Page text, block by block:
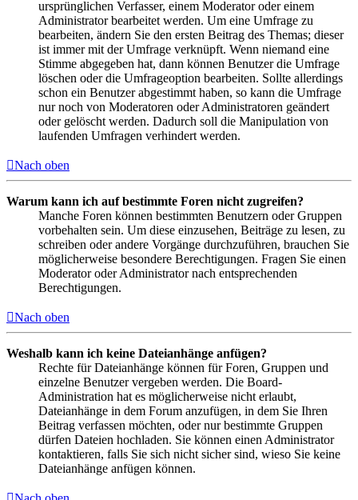
ursprünglichen Verfasser, einem Moderator oder einem
Administrator bearbeitet werden. Um eine Umfrage zu
bearbeiten, ändern Sie den ersten Beitrag des Themas; dieser
ist immer mit der Umfrage verknüpft. Wenn niemand eine
Stimme abgegeben hat, dann können Benutzer die Umfrage
löschen oder die Umfrageoption bearbeiten. Sollte allerdings
schon ein Benutzer abgestimmt haben, so kann die Umfrage
nur noch von Moderatoren oder Administratoren geändert
oder gelöscht werden. Dadurch soll die Manipulation von
laufenden Umfragen verhindert werden.
Nach oben
Warum kann ich auf bestimmte Foren nicht zugreifen?
Manche Foren können bestimmten Benutzern oder Gruppen
vorbehalten sein. Um diese einzusehen, Beiträge zu lesen, zu
schreiben oder andere Vorgänge durchzuführen, brauchen Sie
möglicherweise besondere Berechtigungen. Fragen Sie einen
Moderator oder Administrator nach entsprechenden
Berechtigungen.
Nach oben
Weshalb kann ich keine Dateianhänge anfügen?
Rechte für Dateianhänge können für Foren, Gruppen und
einzelne Benutzer vergeben werden. Die Board-
Administration hat es möglicherweise nicht erlaubt,
Dateianhänge in dem Forum anzufügen, in dem Sie Ihren
Beitrag verfassen möchten, oder nur bestimmte Gruppen
dürfen Dateien hochladen. Sie können einen Administrator
kontaktieren, falls Sie sich nicht sicher sind, wieso Sie keine
Dateianhänge anfügen können.